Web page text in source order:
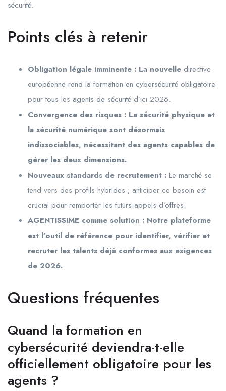
sécurité.
Points clés à retenir
Obligation légale imminente : La nouvelle directive
européenne rend la formation en cybersécurité obligatoire
pour tous les agents de sécurité d’ici 2026.
Convergence des risques : La sécurité physique et
la sécurité numérique sont désormais
indissociables, nécessitant des agents capables de
gérer les deux dimensions.
Nouveaux standards de recrutement : Le marché se
tend vers des profils hybrides ; anticiper ce besoin est
crucial pour remporter les futurs appels d’offres.
AGENTISSIME comme solution : Notre plateforme
est l’outil de référence pour identifier, vérifier et
recruter les talents déjà conformes aux exigences
de 2026.
Questions fréquentes
Quand la formation en
cybersécurité deviendra-t-elle
officiellement obligatoire pour les
agents ?